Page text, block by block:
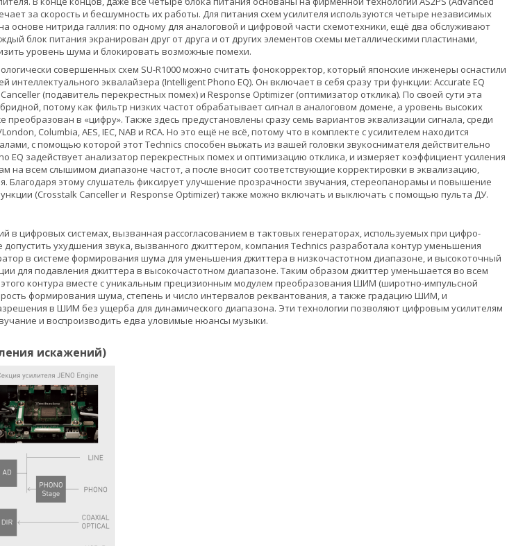
за скорость и бесшумность их работы. Для питания схем усилителя используются четыре независимых
основе нитрида галлия: по одному для аналоговой и цифровой части схемотехники, ещё два обслуживают
блок питания экранирован друг от друга и от других элементов схемы металлическими пластинами,
уровень шума и блокировать возможные помехи.
совершенных схем SU-R1000 можно считать фонокорректор, который японские инженеры оснастили
эквалайзера (Intelligent Phono EQ). Он включает в себя сразу три функции: Accurate EQ
(подавитель перекрестных помех) и Response Optimizer (оптимизатор отклика). По своей сути эта
потому как фильтр низких частот обрабатывает сигнал в аналоговом домене, а уровень высоких
преобразован в «цифру». Также здесь предустановлены сразу семь вариантов эквализации сигнала, среди
Columbia, AES, IEC, NAB и RCA. Но это ещё не всё, потому что в комплекте с усилителем находится
с помощью которой этот Technics способен выжать из вашей головки звукоснимателя действительно
EQ задействует анализатор перекрестных помех и оптимизацию отклика, и измеряет коэффициент усиления
на всем слышимом диапазоне частот, а после вносит соответствующие корректировки в эквализацию,
Благодаря этому слушатель фиксирует улучшение прозрачности звучания, стереопанорамы и повышение
(Crosstalk Canceller и Response Optimizer) также можно включать и выключать с помощью пульта ДУ.
в цифровых системах, вызванная рассогласованием в тактовых генераторах, используемых при цифро-
ухудшения звука, вызванного джиттером, компания Technics разработала контур уменьшения
в системе формирования шума для уменьшения джиттера в низкочастотном диапазоне, и высокоточный
для подавления джиттера в высокочастотном диапазоне. Таким образом джиттер уменьшается во всем
контура вместе с уникальным прецизионным модулем преобразования ШИМ (широтно-импульсной
формирования шума, степень и число интервалов реквантования, а также градацию ШИМ, и
в ШИМ без ущерба для динамического диапазона. Эти технологии позволяют цифровым усилителям
и воспроизводить едва уловимые нюансы музыки.
искажений)